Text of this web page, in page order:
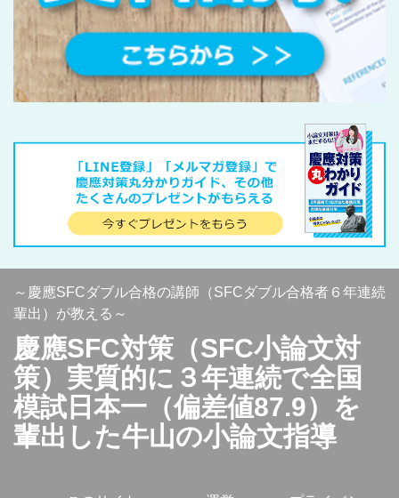
～慶應SFCダブル合格の講師（SFCダブル合格者６年連続
輩出）が教える～
慶應SFC対策（SFC小論文対
策）実質的に３年連続で全国
模試日本一（偏差値87.9）を
輩出した牛山の小論文指導